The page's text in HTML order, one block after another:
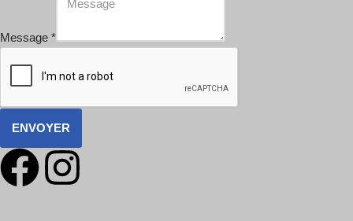
Message *
ENVOYER